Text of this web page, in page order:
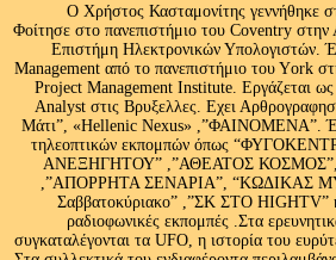
Ο Χρήστος Κασταμονίτης γεννήθηκε
Φοίτησε στο πανεπιστήμιο του Coventry
Επιστήμη Ηλεκτρονικών Υπολογιστών.
Management από το πανεπιστήμιο του Υork
Project Management Institute. Εργάζεται
Analyst στις Βρυξελλες. Εχει
Μάτι”, «Hellenic Nexus» ,”ΦΑΙΝΟΜΕΝΑ”.
τηλεοπτικών εκπομπών όπως
ΑΝΕΞΗΓΗΤΟΥ” ,”ΑΘΕΑΤΟΣ
,”ΑΠΟΡΡΗΤΑ ΣΕΝΑΡΙΑ”, “ΚΩΔΙΚΑΣ
Σαββατοκύριακο” ,”ΣΚ ΣΤΟ HIGHTV”
ραδιοφωνικές εκπομπές .Στα
συγκαταλέγονται τα UFO, η ιστορία του